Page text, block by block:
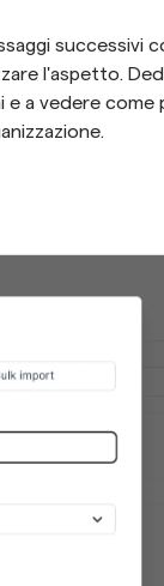
successivi
l'aspetto.
a vedere come